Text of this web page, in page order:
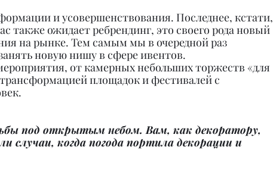
и усовершенствования. Последнее, кстати,
также ожидает ребрендинг, это своего рода новый
на рынке. Тем самым мы в очередной раз
новую нишу в сфере ивентов.
от камерных небольших торжеств «для
площадок и фестивалей с
под открытым небом. Вам, как декоратору,
случаи, когда погода портила декорации и